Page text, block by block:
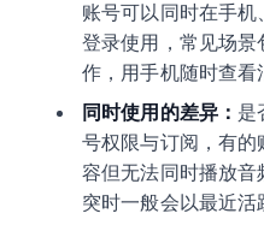
账号可以同时在手
登录使用，常见场
作，用手机随时查看
同时使用的差异： 是
号权限与订阅，有
容但无法同时播放
突时一般会以最近活